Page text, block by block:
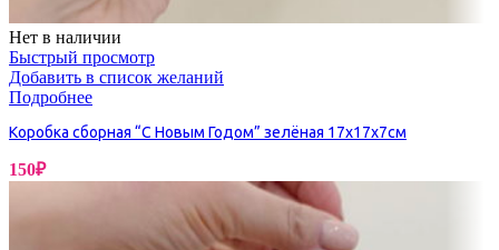
Нет в наличии
Быстрый просмотр
Добавить в список желаний
Подробнее
Коробка сборная “С Новым Годом” зелёная 17х17х7см
150₽